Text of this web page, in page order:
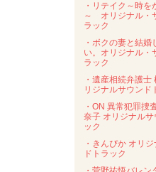
・リテイク～時を
～ オリジナル・
ラック
・ボクの妻と結婚
い。オリジナル・
ラック
・遺産相続弁護士
リジナルサウンド
・ON 異常犯罪捜
奈子 オリジナルサ
ック
・きんぴか オリ
ドトラック